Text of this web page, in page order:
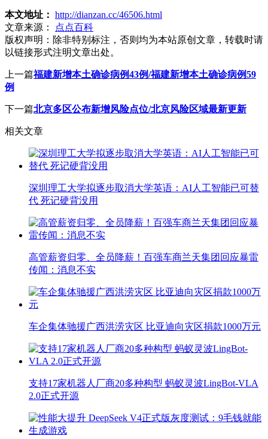
本文地址： http://dianzan.cc/46506.html
文章来源：
点点百科
版权声明： 除非特别标注，否则均为本站原创文章，转载时请
以链接形式注明文章出处。
上一篇福建新增本土确诊病例43例/福建新增本土确诊病例59
例
下一篇北京多区公布新增风险点位/北京风险区域最新更新
相关文章
深圳理工大学拟逐步取消大学英语：AI人工智能已可替
代 死记硬背没用
高管薪资归零、全员降薪！百强车商兰天集团回应暴雷
传闻：消息不实
车企集体驰援广西洪涝灾区 比亚迪向灾区捐款1000万元
支持17家机器人厂商20多种构型 蚂蚁灵波LingBot-VLA
2.0正式开源